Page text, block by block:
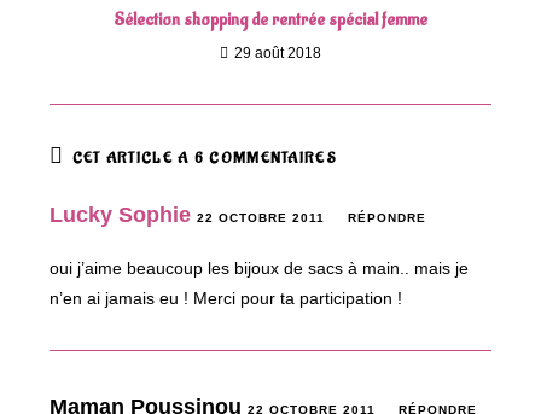
Sélection shopping de rentrée spécial femme
29 août 2018
CET ARTICLE A 6 COMMENTAIRES
Lucky Sophie 22 OCTOBRE 2011 RÉPONDRE
oui j’aime beaucoup les bijoux de sacs à main.. mais je
n’en ai jamais eu ! Merci pour ta participation !
Maman Poussinou22 OCTOBRE 2011 RÉPONDRE